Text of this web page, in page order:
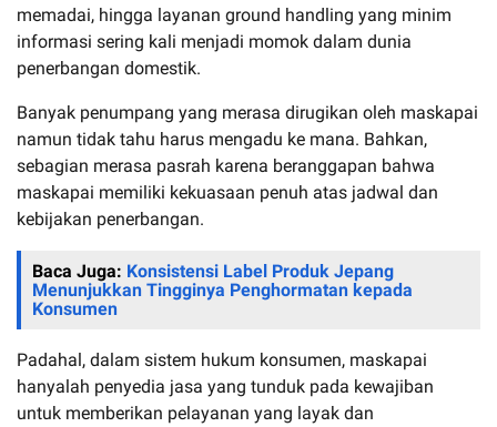
memadai, hingga layanan ground handling yang minim
informasi sering kali menjadi momok dalam dunia
penerbangan domestik.
Banyak penumpang yang merasa dirugikan oleh maskapai
namun tidak tahu harus mengadu ke mana. Bahkan,
sebagian merasa pasrah karena beranggapan bahwa
maskapai memiliki kekuasaan penuh atas jadwal dan
kebijakan penerbangan.
Baca Juga: Konsistensi Label Produk Jepang
Menunjukkan Tingginya Penghormatan kepada
Konsumen
Padahal, dalam sistem hukum konsumen, maskapai
hanyalah penyedia jasa yang tunduk pada kewajiban
untuk memberikan pelayanan yang layak dan